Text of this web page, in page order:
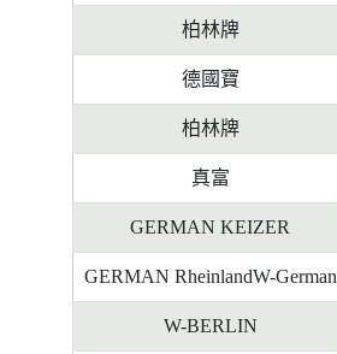
柏林牌
德國寶
柏林牌
真富
GERMAN KEIZER
GERMAN RheinlandW-German
W-BERLIN